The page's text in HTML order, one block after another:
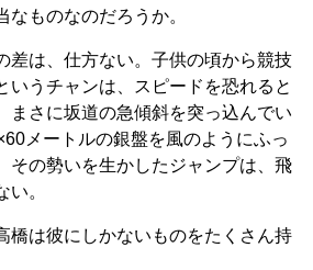
なものなのだろうか。
は、仕方ない。子供の頃から競技
いうチャンは、スピードを恐れると
まさに坂道の急傾斜を突っ込んでい
メートルの銀盤を風のようにふっ
その勢いを生かしたジャンプは、飛
。
は彼にしかないものをたくさん持